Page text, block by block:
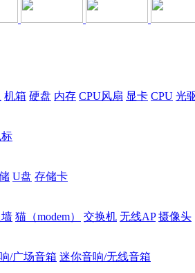
机箱 硬盘 内存 CPU风扇 显卡 CPU 光
U盘 存储卡
猫（modem） 交换机 无线AP 摄像头
/广场音箱 迷你音响/无线音箱